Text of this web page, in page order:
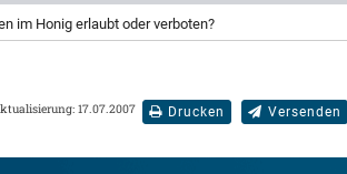
im Honig erlaubt oder verboten?
Drucken Versenden
17.07.2007